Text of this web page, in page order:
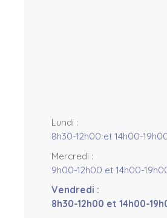
Lundi :
8h30-12h00 et 14h00-
Mercredi :
9h00-12h00 et 14h00-
Vendredi :
8h30-12h00 et 14h00-